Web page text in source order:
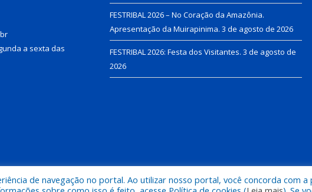
a sexta das
FESTRIBAL 2026 – No Coração da Amazônia.
Apresentação da Muirapinima. 3 de agosto de 2026
FESTRIBAL 2026: Festa dos Visitantes. 3 de agosto de
2026
Municipal de Juruti.
de navegação no portal. Ao utilizar nosso portal, você concorda com a